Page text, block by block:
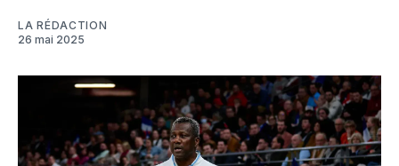
LA RÉDACTION
26 mai 2025